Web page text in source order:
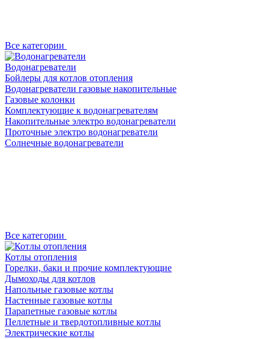
Все категории
Водонагреватели
Бойлеры для котлов отопления
Водонагреватели газовые накопительные
Газовые колонки
Комплектующие к водонагревателям
Накопительные электро водонагреватели
Проточные электро водонагреватели
Солнечные водонагреватели
Все категории
Котлы отопления
Горелки, баки и прочие комплектующие
Дымоходы для котлов
Напольные газовые котлы
Настенные газовые котлы
Парапетные газовые котлы
Пеллетные и твердотопливные котлы
Электрические котлы